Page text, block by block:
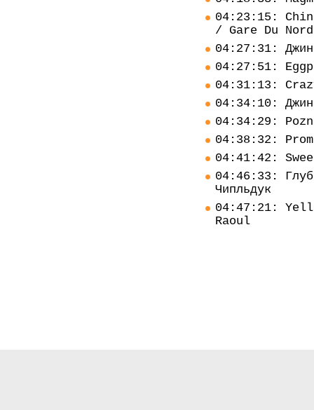
04:23:15:
/ Gare Du Nord
04:27:31:
04:27:51:
04:31:13:
04:34:10:
04:34:29:
04:38:32:
04:41:42:
04:46:33:
Чипльдук
04:47:21:
Raoul